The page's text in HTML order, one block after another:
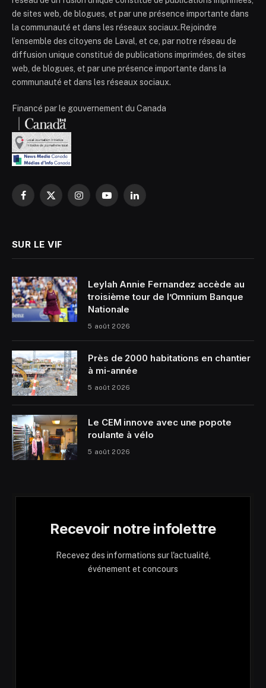
de sites web, de blogues, et par une présence importante dans
la communauté et dans les réseaux sociaux.Rejoindre
l’ensemble des citoyens de Laval, et ce, par notre réseau de
diffusion unique constitué de publications imprimées, de sites
web, de blogues, et par une présence importante dans la
communauté et dans les réseaux sociaux.
Financé par le gouvernement du Canada
Facebook
X
InstagramYouTubeLinkedIn
SUR LE VIF
Leylah Annie Fernandez accède au
troisième tour de l’Omnium Banque
Nationale
5 août 2026
Près de 2000 habitations en chantier
à mi-année
5 août 2026
Le CEM innove avec une popote
roulante à vélo
5 août 2026
Recevoir notre infolettre
Recevez des informations sur l'actualité,
événement et concours